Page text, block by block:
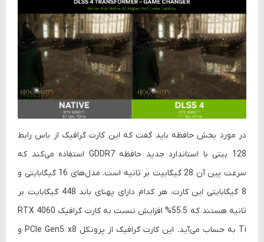
در مورد بخش حافظه باید گفت که این کارت گرافیک از باس رابط
128 بیتی با استاندارد جدید حافظه GDDR7 استفاده می‌کند که
سرعت پین آن 28 گیگابیت بر ثانیه است. مدل‌های 16 گیگابایتی و
8 گیگابایتی این کارت، هر کدام دارای پهنای باند 448 گیگابایت بر
ثانیه هستند که 55.5% افزایش نسبت به کارت گرافیک RTX 4060
Ti به حساب می‌آید. این کارت گرافیک از پروتکل PCIe Gen5 x8 و